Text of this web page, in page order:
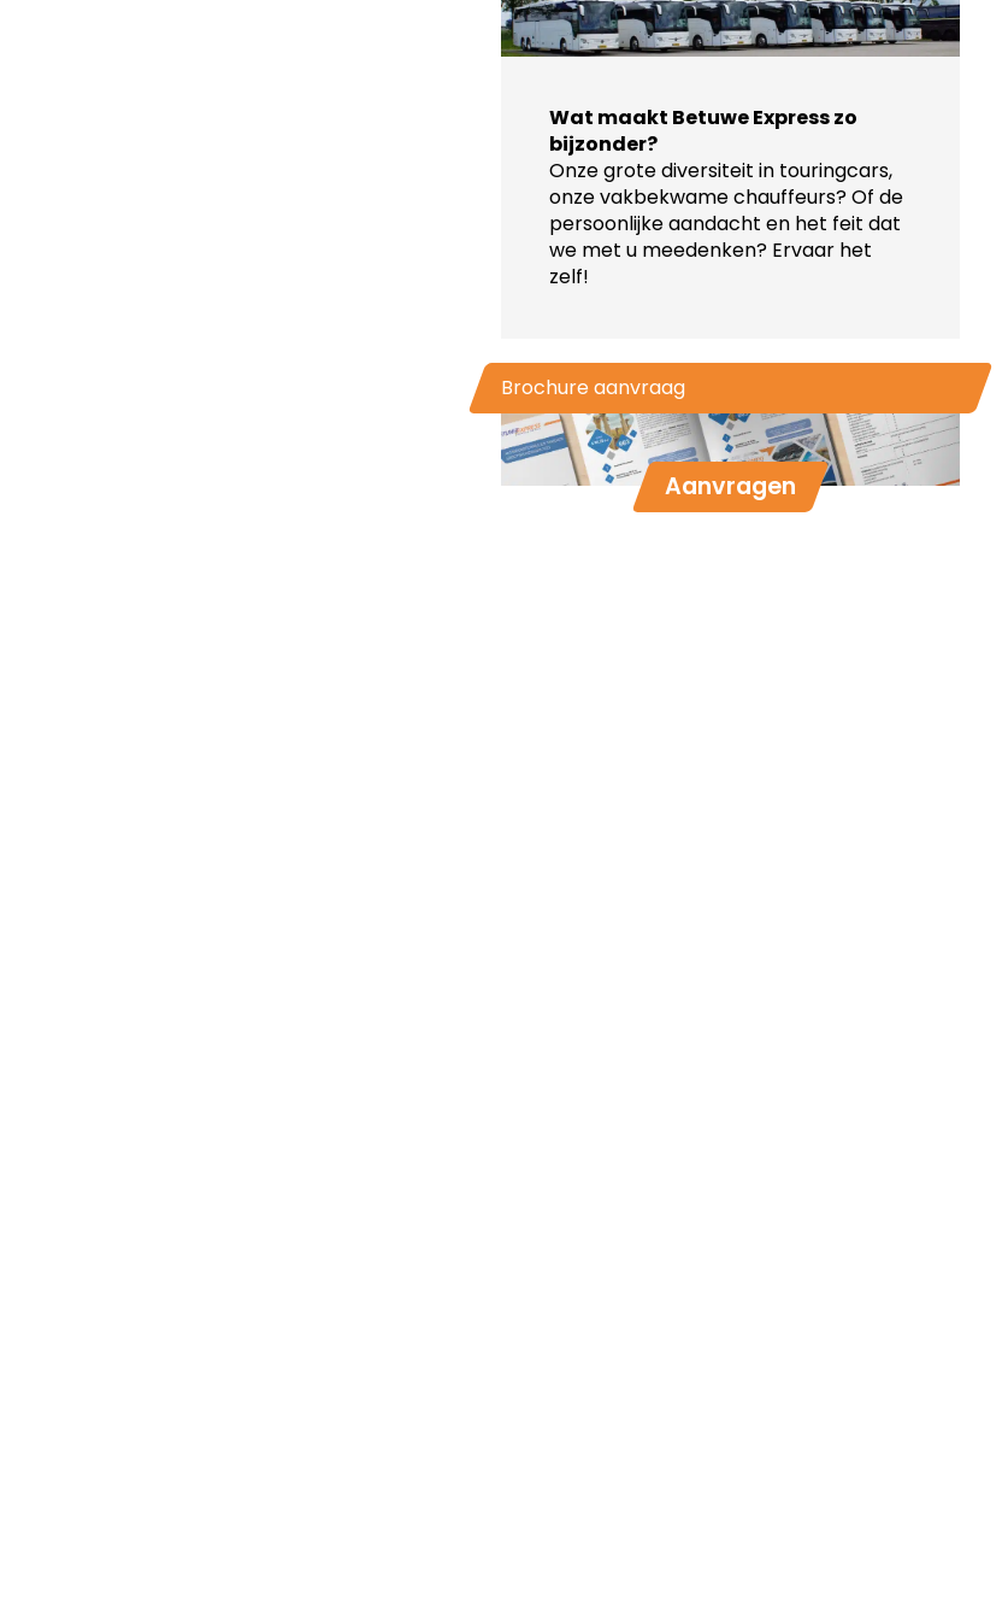
Wat maakt Betuwe Express zo
bijzonder?
Onze grote diversiteit in touringcars,
onze vakbekwame chauffeurs? Of de
persoonlijke aandacht en het feit dat
we met u meedenken? Ervaar het
zelf!
Brochure aanvraag
Aanvragen